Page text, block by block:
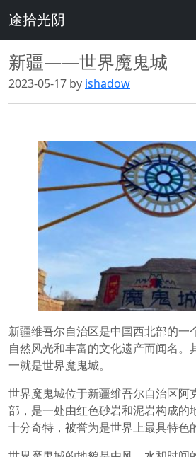
途拾光阴
新疆——世界魔鬼城
2023-05-17 by ishadow
新疆维吾尔自治区是中国西北部的一
自然风光和丰富的文化遗产而闻名。
一就是世界魔鬼城。
世界魔鬼城位于新疆维吾尔自治区阿
部，是一处由红色砂岩和泥岩构成的
十分奇特，被誉为是世界上最具特色